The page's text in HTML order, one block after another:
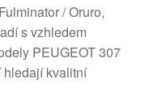
/ Oruro,
s vzhledem
PEUGEOT 307
hledají kvalitní